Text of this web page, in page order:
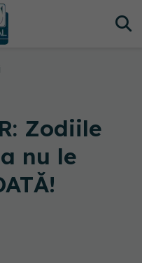
Zodiile
nu le